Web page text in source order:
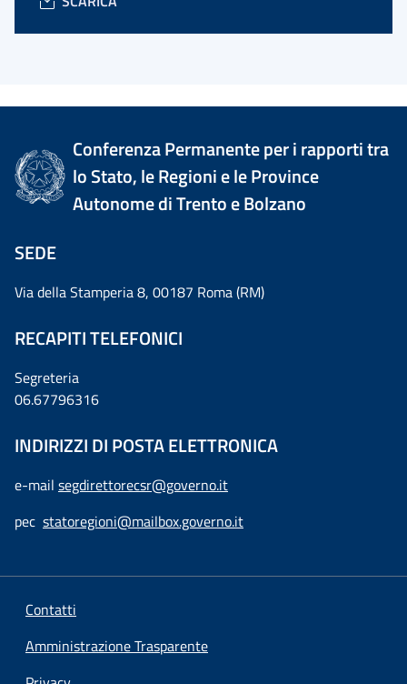
Conferenza Permanente per i rapporti tra
lo Stato, le Regioni e le Province
Autonome di Trento e Bolzano
SEDE
Via della Stamperia 8, 00187 Roma (RM)
RECAPITI TELEFONICI
Segreteria
06.67796316
INDIRIZZI DI POSTA ELETTRONICA
e-mail segdirettorecsr@governo.it
pec statoregioni@mailbox.governo.it
Contatti
Amministrazione Trasparente